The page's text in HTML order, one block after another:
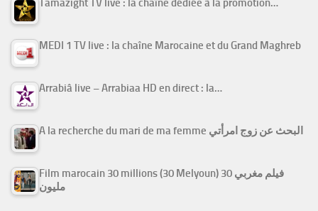
Tamazight TV live : la chaîne dédiée à la promotion…
MEDI 1 TV live : la chaîne Marocaine et du Grand Maghreb
Arrabiâ live – Arrabiaa HD en direct : la…
A la recherche du mari de ma femme البحث عن زوج امرأتي
Film marocain 30 millions (30 Melyoun) فيلم مغربي 30
مليون